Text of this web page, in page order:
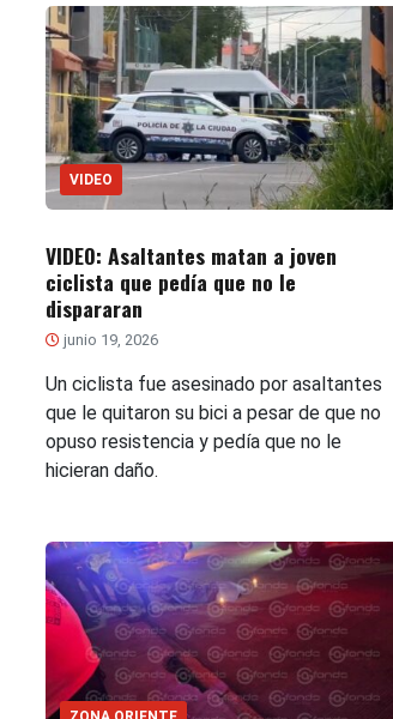
VIDEO
VIDEO: Asaltantes matan a joven
ciclista que pedía que no le
dispararan
junio 19, 2026
Un ciclista fue asesinado por asaltantes
que le quitaron su bici a pesar de que no
opuso resistencia y pedía que no le
hicieran daño.